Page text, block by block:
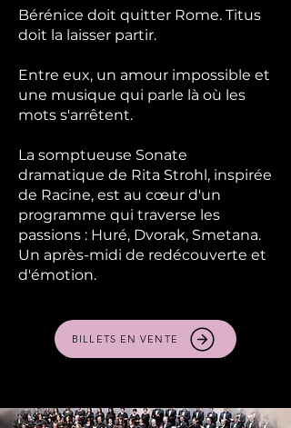
Bérénice doit quitter Rome. Titus
doit la laisser partir.
Entre eux, un amour impossible et
une musique qui parle là où les
mots s'arrêtent.
La somptueuse Sonate
dramatique de Rita Strohl, inspirée
de Racine, est au cœur d'un
programme qui traverse les
passions : Huré, Dvorak, Smetana.
Un après-midi de redécouverte et
d'émotion.
BILLETS EN VENTE